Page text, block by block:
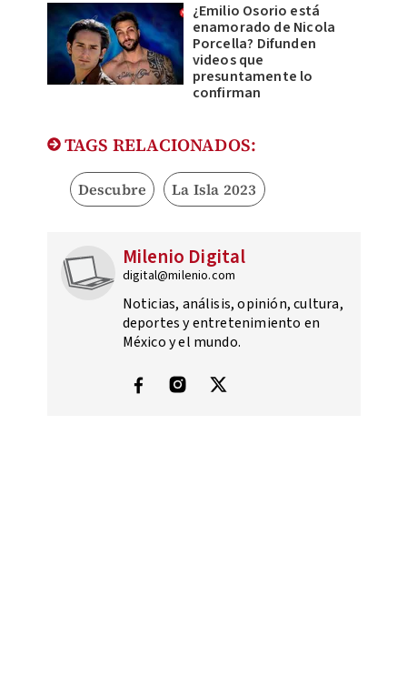
¿Emilio Osorio está
enamorado de Nicola
Porcella? Difunden
videos que
presuntamente lo
confirman
TAGS RELACIONADOS:
Descubre La Isla 2023
Milenio Digital
digital@milenio.com
Noticias, análisis, opinión, cultura,
deportes y entretenimiento en
México y el mundo.